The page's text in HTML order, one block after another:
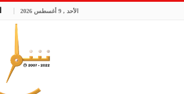
الأحد , 9 أغسطس 2026